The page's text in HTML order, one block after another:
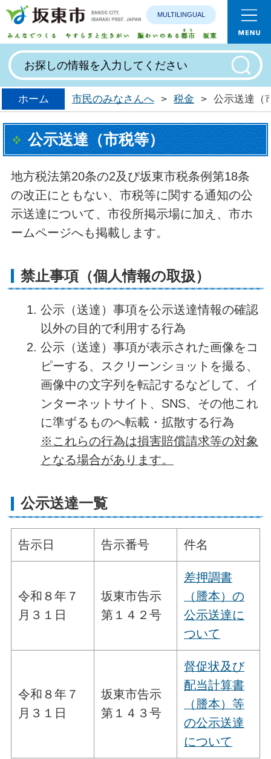
みんなで
MULTILINGUAL
ホーム 市民のみなさんへ > 税金 > 公示送達（
公示送達（市税等）
地方税法第20条の2及び坂東市税条例第18条
の改正にともない、市税等に関する通知の公
示送達について、市役所掲示場に加え、市ホ
ームページへも掲載します。
禁止事項（個人情報の取扱）
公示（送達）事項を公示送達情報の確認
以外の目的で利用する行為
公示（送達）事項が表示された画像をコ
ピーする、スクリーンショットを撮る、
画像中の文字列を転記するなどして、イ
ンターネットサイト、SNS、その他これ
に準ずるものへ転載・拡散する行為
※これらの行為は損害賠償請求等の対象
となる場合があります。
公示送達一覧
告示日 告示番号 件名
令和８年７
月３１日
坂東市告示
第１４２号
差押調書
（謄本）の
公示送達に
ついて
令和８年７
月３１日
坂東市告示
第１４３号
督促状及び
配当計算書
（謄本）等
の公示送達
について